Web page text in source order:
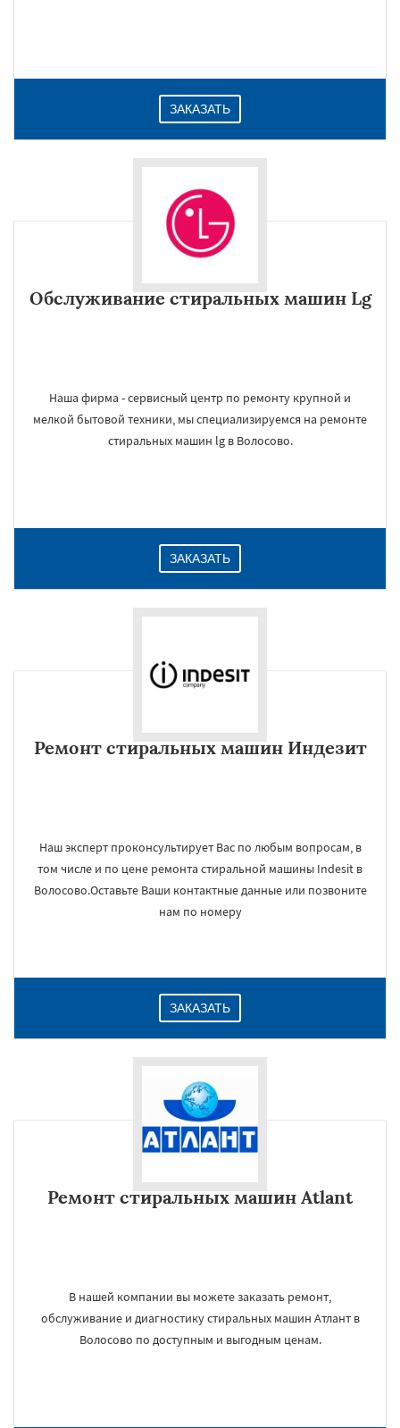
ЗАКАЗАТЬ
Обслуживание стиральных машин Lg
Наша фирма - сервисный центр по ремонту крупной и
мелкой бытовой техники, мы специализируемся на ремонте
стиральных машин lg в Волосово.
ЗАКАЗАТЬ
Ремонт стиральных машин Индезит
Наш эксперт проконсультирует Вас по любым вопросам, в
том числе и по цене ремонта стиральной машины Indesit в
Волосово.Оставьте Ваши контактные данные или позвоните
нам по номеру
ЗАКАЗАТЬ
Ремонт стиральных машин Atlant
В нашей компании вы можете заказать ремонт,
обслуживание и диагностику стиральных машин Атлант в
Волосово по доступным и выгодным ценам.